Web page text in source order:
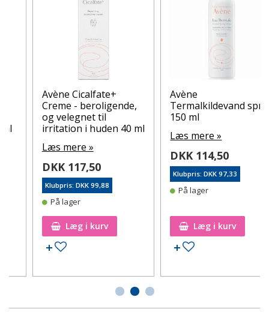
Avène Cicalfate+
Creme - beroligende,
og velegnet til
irritation i huden 40 ml
Læs mere »
DKK 117,50
Klubpris: DKK 99,88
På lager
Læg i kurv
Tilføj til ønskeseddel
Avène
Termalkildevand spray
150 ml
Læs mere »
DKK 114,50
Klubpris: DKK 97,33
På lager
Læg i kurv
Tilføj til ønskeseddel